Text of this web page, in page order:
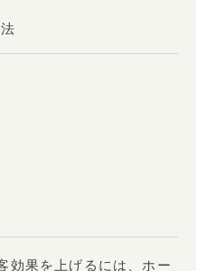
効果を上げるには、ホー